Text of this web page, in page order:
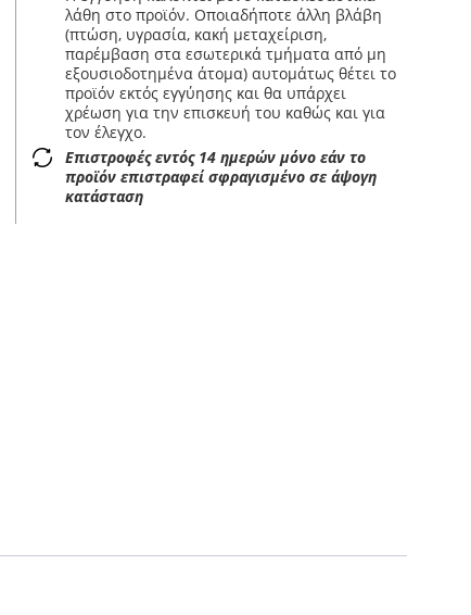
λάθη στο προϊόν. Οποιαδήποτε άλλη βλάβη
(πτώση, υγρασία, κακή μεταχείριση,
παρέμβαση στα εσωτερικά τμήματα από μη
εξουσιοδοτημένα άτομα) αυτομάτως θέτει το
προϊόν εκτός εγγύησης και θα υπάρχει
χρέωση για την επισκευή του καθώς και για
τον έλεγχο.
Επιστροφές εντός 14 ημερών μόνο εάν το
προϊόν επιστραφεί σφραγισμένο σε άψογη
κατάσταση